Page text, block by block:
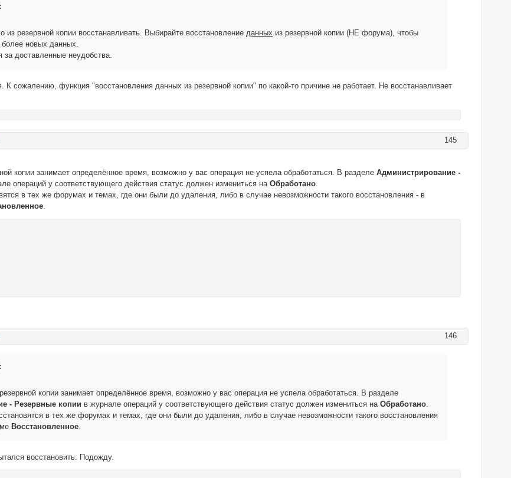
из резервной копии восстанавливать. Выбирайте восстановлениеданных из резервной копии (НЕ форума), чтобы
более новых данных.
за доставленные неудобства.
К сожалению, функция "восстановления данных из резервной копии" по какой-то причине не работает. Не восстанавливает
145
копии занимает определённое время, возможно у вас операция не успела обработаться. В разделеАдминистрирование -
операций у соответствующего действия статус должен измениться наОбработано.
в тех же форумах и темах, где они были до удаления, либо в случае невозможности такого восстановления - в
.
146
копии занимает определённое время, возможно у вас операция не успела обработаться. В разделе
- Резервные копии в журнале операций у соответствующего действия статус должен измениться наОбработано
в тех же форумах и темах, где они были до удаления, либо в случае невозможности такого восстановления
Восстановленное
восстановить. Подожду.